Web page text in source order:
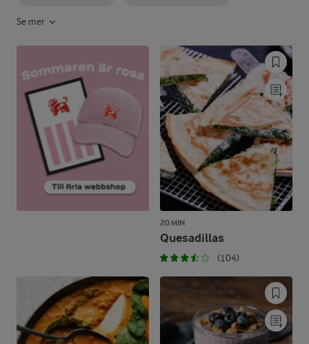
Se mer
20 MIN
Quesadillas
(104)